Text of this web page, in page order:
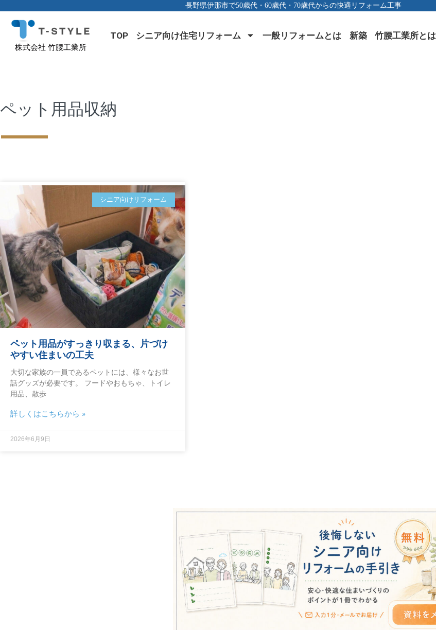
長野県伊那市で50歳代・60歳代・70歳代からの快適リフォーム工事
株式会社 竹腰工業所
TOP シニア向け住宅リフォーム 一般リフォームとは 新築 竹腰工業所とは
ペット用品収納
シニア向けリフォーム
ペット用品がすっきり収まる、片づけ
やすい住まいの工夫
大切な家族の一員であるペットには、様々なお世
話グッズが必要です。 フードやおもちゃ、トイレ
用品、散歩
詳しくはこちらから »
2026年6月9日